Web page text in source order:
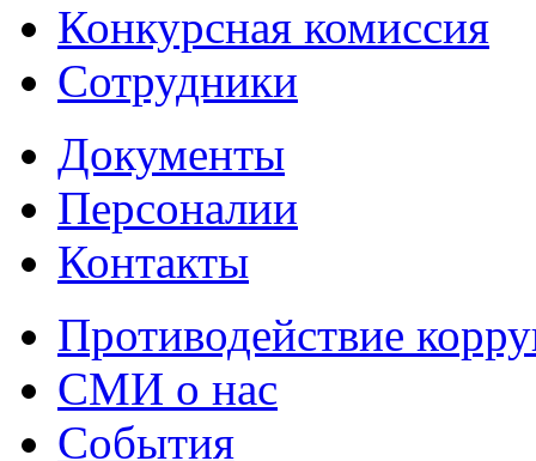
Конкурсная комиссия
Сотрудники
Документы
Персоналии
Контакты
Противодействие
СМИ о нас
События